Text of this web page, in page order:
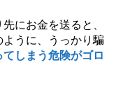
にお金を送ると、
うに、うっかり騙
しまう危険がゴロ